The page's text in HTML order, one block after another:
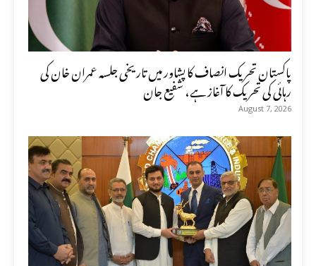
پاکستان تحریک انصاف کا پشاور میں تاریخی جلسہ عمران خان کی
رہائی کی تحریک کا آغاز ہے، شفیع جان
August 7, 2026